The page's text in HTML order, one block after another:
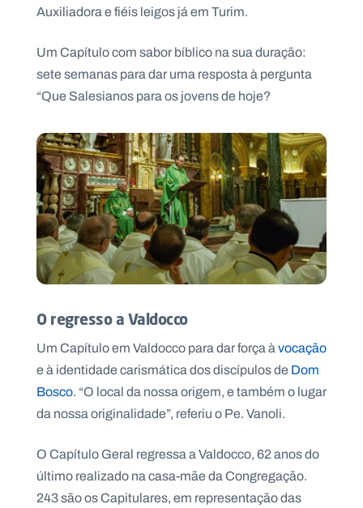
Auxiliadora e fiéis leigos já em Turim.
Um Capítulo com sabor bíblico na sua duração:
sete semanas para dar uma resposta à pergunta
“Que Salesianos para os jovens de hoje?
O regresso a Valdocco
Um Capítulo em Valdocco para dar força àvocação
e à identidade carismática dos discípulos de Dom
Bosco. “O local da nossa origem, e também o lugar
da nossa originalidade”, referiu o Pe. Vanoli.
O Capítulo Geral regressa a Valdocco, 62 anos do
último realizado na casa-mãe da Congregação.
243 são os Capitulares, em representação das
e
a
n
o
s
p
t
A
g
e
n
d
C
o
n
a
c
t
N
e
w
s
e
tt
e